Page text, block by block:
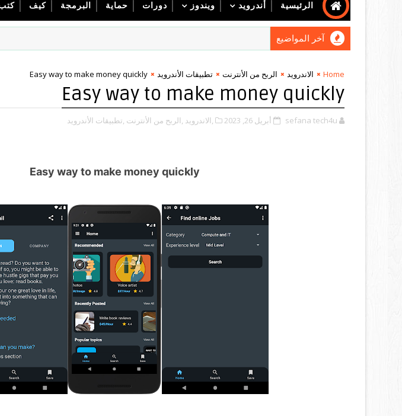
الرئيسية أندرويد ويندوز دورات حماية البرمجة كيف
آخر المواضيع
Home الاندرويد الربح من الأنترنت تطبيقات الأندرويد Easy way to make money quickly
Easy way to make money quickly
sefana tech4u أبريل 26, 2023 ,الاندرويد ,الربح من الأنترنت ,تطبيقات الأندرويد
Easy way to make money quickly